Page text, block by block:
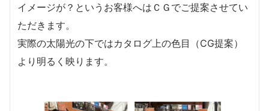
イメージが？というお客様へはＣＧでご提案させてい
ただきます。
実際の太陽光の下ではカタログ上の色目（CG提案）
より明るく映ります。